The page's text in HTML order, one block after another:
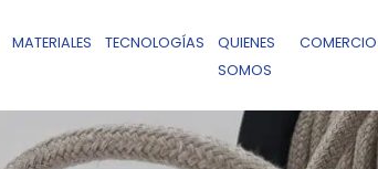
MATERIALES TECNOLOGÍAS
QUIENES
SOMOS
COMERCIO